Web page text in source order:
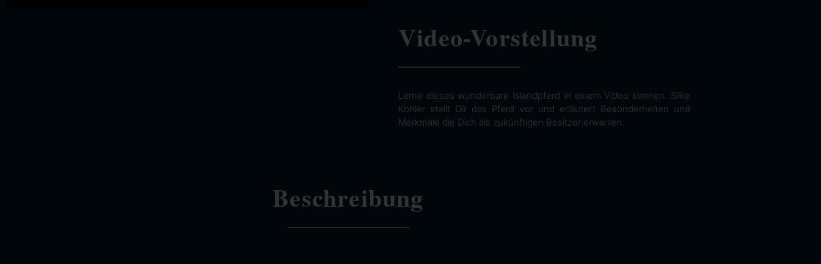
Video-Vorstellung
Lerne dieses wunderbare Islandpferd in einem Video kennen. Silke
Köhler stellt Dir das Pferd vor und erläutert Besonderheiten und
Merkmale die Dich als zukünftigen Besitzer erwarten.
Beschreibung